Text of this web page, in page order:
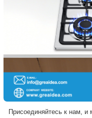
Присоединяйтесь к нам,